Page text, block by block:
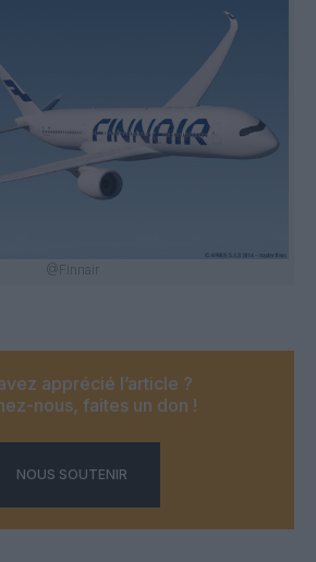
@Finnair
apprécié l’article ?
nous, faites un don !
NOUS SOUTENIR